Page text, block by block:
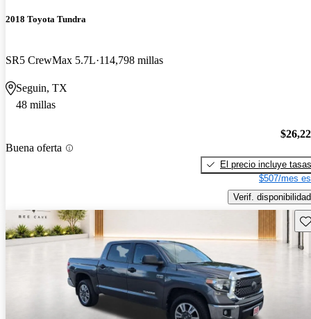
2018 Toyota Tundra
SR5 CrewMax 5.7L 114,798 millas
Seguin, TX
48 millas
Buena oferta
El precio incluye tasas
$507/mes
Verif. disponibilidad